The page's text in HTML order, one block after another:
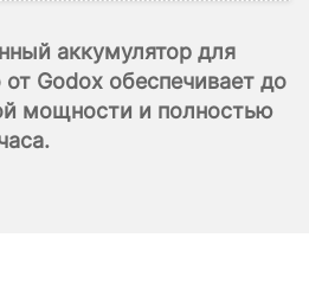
аккумулятор для
Godox обеспечивает до
мощности и полностью